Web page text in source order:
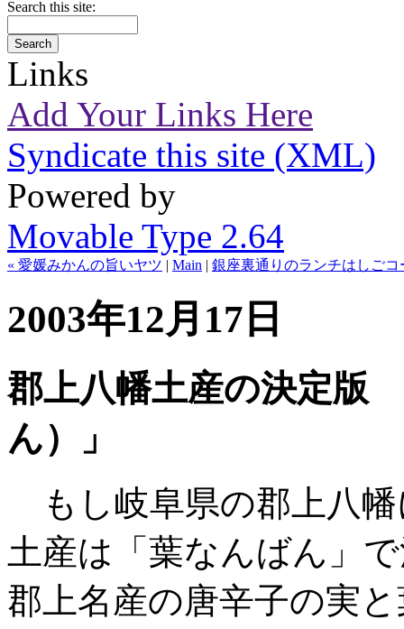
Search this site:
Links
Add Your Links Here
Syndicate this site (XML)
Powered by
Movable Type 2.64
« 愛媛みかんの旨いヤツ | Main | 銀座裏通りのランチはしごコ
2003年12月17日
郡上八幡土産の決定版
ん）」
もし岐阜県の郡上八
土産は「葉なんばん」
郡上名産の唐辛子の実